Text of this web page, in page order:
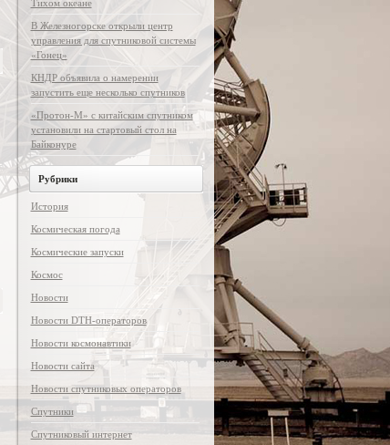
Тихом океане
В Железногорске открыли центр
управления для спутниковой системы
«Гонец»
КНДР объявила о намерении
запустить еще несколько спутников
«Протон-М» с китайским спутником
установили на стартовый стол на
Байконуре
Рубрики
История
Космическая погода
Космические запуски
Космос
Новости
Новости DTH-операторов
Новости космонавтики
Новости сайта
Новости спутниковых операторов
Спутники
Спутниковый интернет